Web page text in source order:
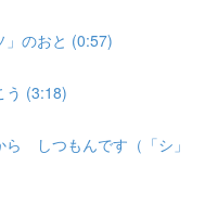
のおと (0:57)
う (3:18)
ら しつもんです（「シ」